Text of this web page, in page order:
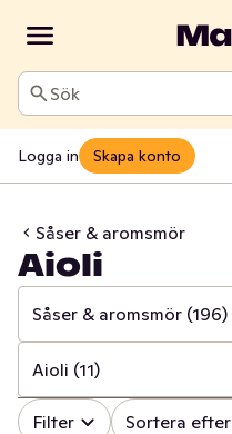
Sök
Logga in Skapa konto
Såser & aromsmör
Aioli
Såser & aromsmör (196)
✓ Alla (647)
✓ Kryddor & örter (226)
Aioli (11)
✓ Alla (196)
Filter Sortera efter